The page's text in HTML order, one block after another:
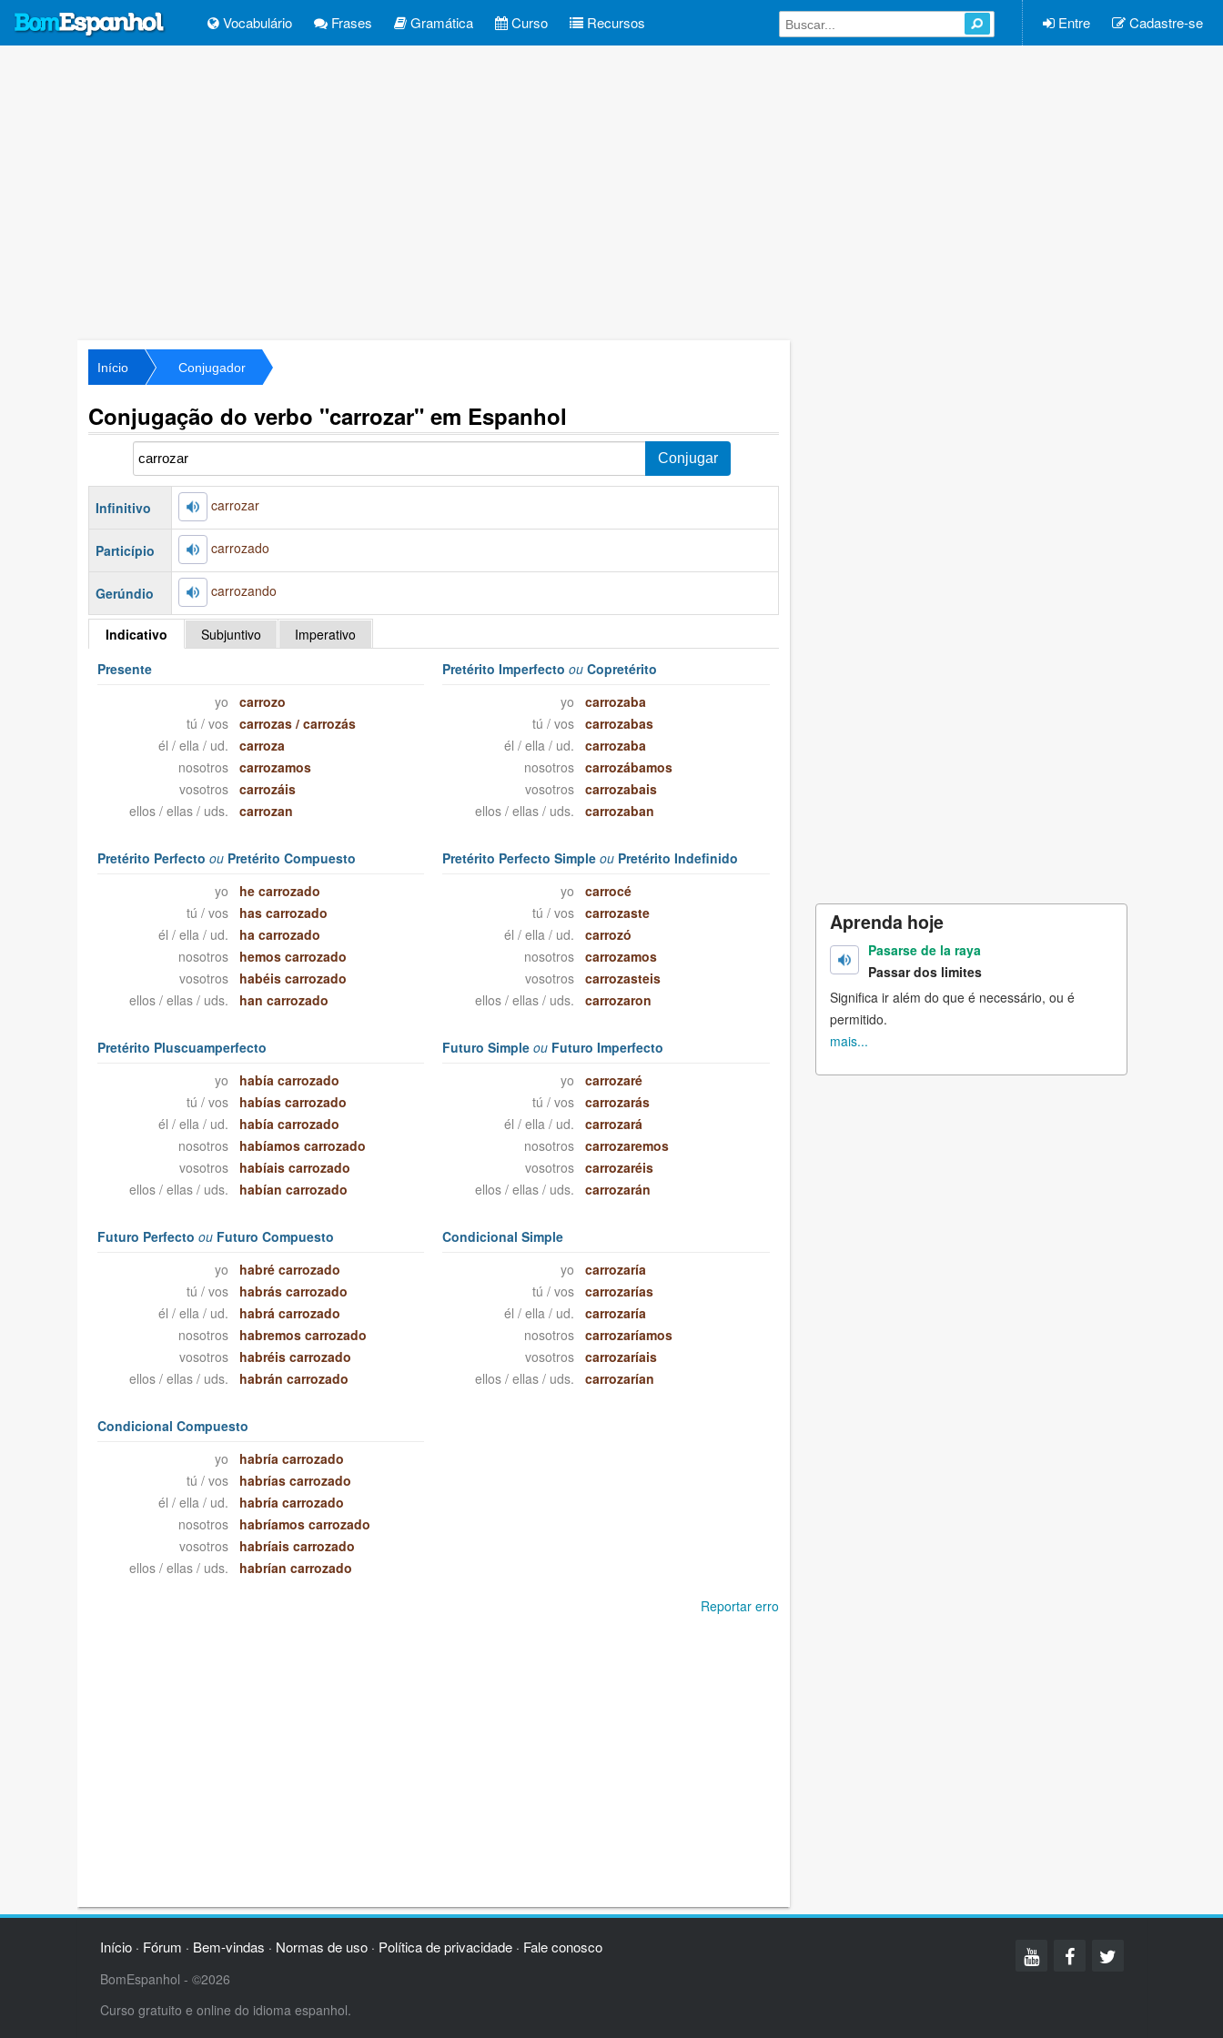
Vocabulário Frases Gramática Curso Recursos Entre Cadastre-se
Início Conjugador
Conjugação do verbo "carrozar" em Espanhol
Infinitivo carrozar
Particípio carrozado
Gerúndio carrozando
Indicativo Subjuntivo
Imperativo
Presente
yo
carrozo
tú / vos
carrozas /carrozás
él / ella / ud.
carroza
nosotros
carrozamos
vosotros
carrozáis
ellos / ellas / uds.
carrozan
Pretérito Imperfectoou Copretérito
yo
carrozaba
tú / vos
carrozabas
él / ella / ud.
carrozaba
nosotros
carrozábamos
vosotros
carrozabais
ellos / ellas / uds.
carrozaban
Pretérito Perfecto ouPretérito Compuesto
yo
he carrozado
tú / vos
has carrozado
él / ella / ud.
ha carrozado
nosotros
hemos carrozado
vosotros
habéis carrozado
ellos / ellas / uds.
han carrozado
Pretérito Perfecto Simpleou Pretérito Indefinido
yo
carrocé
tú / vos
carrozaste
él / ella / ud.
carrozó
nosotros
carrozamos
vosotros
carrozasteis
ellos / ellas / uds.
carrozaron
Pretérito Pluscuamperfecto
yo
había carrozado
tú / vos
habías carrozado
él / ella / ud.
había carrozado
nosotros
habíamos carrozado
vosotros
habíais carrozado
ellos / ellas / uds.
habían carrozado
Futuro Simpleou Futuro Imperfecto
yo
carrozaré
tú / vos
carrozarás
él / ella / ud.
carrozará
nosotros
carrozaremos
vosotros
carrozaréis
ellos / ellas / uds.
carrozarán
Futuro Perfecto ouFuturo Compuesto
yo
habré carrozado
tú / vos
habrás carrozado
él / ella / ud.
habrá carrozado
nosotros
habremos carrozado
vosotros
habréis carrozado
ellos / ellas / uds.
habrán carrozado
Condicional Simple
yo
carrozaría
tú / vos
carrozarías
él / ella / ud.
carrozaría
nosotros
carrozaríamos
vosotros
carrozaríais
ellos / ellas / uds.
carrozarían
Condicional Compuesto
yo
habría carrozado
tú / vos
habrías carrozado
él / ella / ud.
habría carrozado
nosotros
habríamos carrozado
vosotros
habríais carrozado
ellos / ellas / uds.
habrían carrozado
Reportar erro
Aprenda hoje
Pasarse de la raya
Passar dos limites
Significa ir além do que é necessário, ou é
permitido.
mais...
Início· Fórum · Bem-vindas · Normas de uso· Política de privacidade· Fale conosco
BomEspanhol - ©2026
Curso gratuito e online do idioma espanhol.